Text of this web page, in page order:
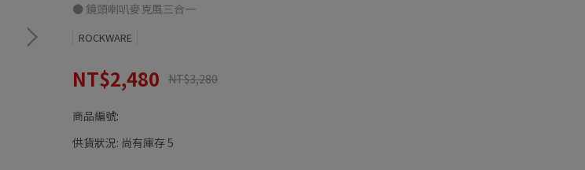
● 鏡頭喇叭麥克風三合一
ROCKWARE
NT$2,480 NT$3,280
商品編號:
供貨狀況: 尚有庫存 5